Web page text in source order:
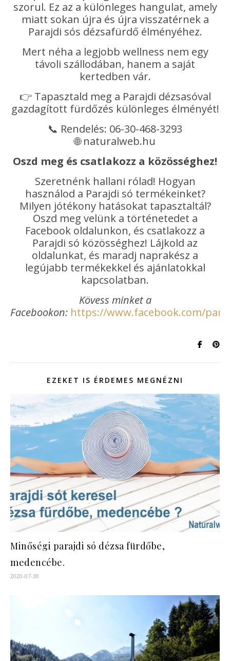
szorul. Ez az a különleges hangulat, amely
miatt sokan újra és újra visszatérnek a
Parajdi sós dézsafürdő élményéhez.
Mert néha a legjobb wellness nem egy
távoli szállodában, hanem a saját
kertedben vár.
👉 Tapasztald meg a Parajdi dézsasóval
gazdagított fürdőzés különleges élményét!
📞 Rendelés: 06-30-468-3293
🌐 naturalweb.hu
Oszd meg és csatlakozz a közösséghez!
Szeretnénk hallani rólad! Hogyan
használod a Parajdi só termékeinket?
Milyen jótékony hatásokat tapasztaltál?
Oszd meg velünk a történetedet a
Facebook oldalunkon, és csatlakozz a
Parajdi só közösséghez! Lájkold az
oldalunkat, és maradj naprakész a
legújabb termékekkel és ajánlatokkal
kapcsolatban.
Kövess minket a
Facebookon: https://www.facebook.com/
EZEKET IS ÉRDEMES MEGNÉZNI
Minőségi parajdi só dézsa fürdőbe,
medencébe.
2020-07-30